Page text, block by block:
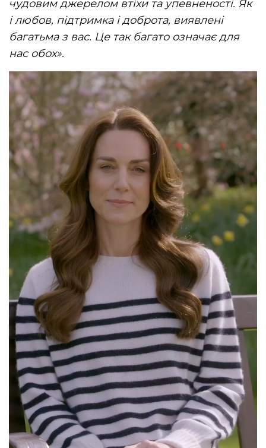
чудовим джерелом втіхи та упевненості. Як
і любов, підтримка і доброта, виявлені
багатьма з вас. Це так багато означає для
нас обох».